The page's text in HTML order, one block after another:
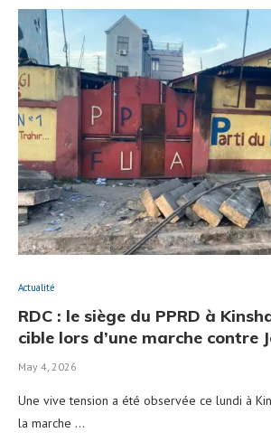
Actualité
RDC : le siège du PPRD à
cible lors d’une marche contre
May 4, 2026
Une vive tension a été observée ce lundi à
la marche …